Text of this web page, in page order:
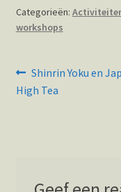
Categorieën:
workshops
Bericht
navigatie
Vorig
bericht:
Shinrin Yoku en
High Tea